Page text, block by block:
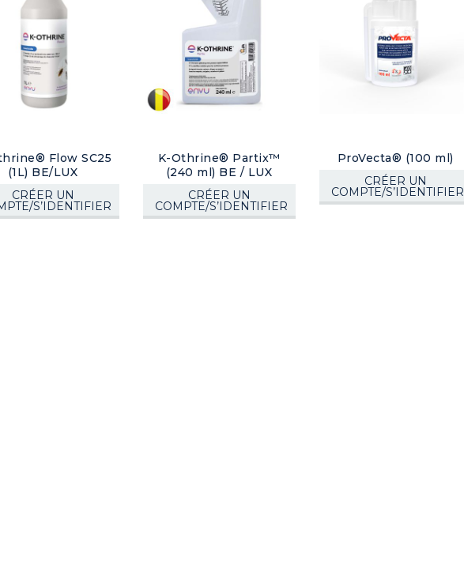
Flow SC25
(1L) BE/LUX
CRÉER UN
S’IDENTIFIER
K-Othrine® Partix™
(240 ml) BE / LUX
CRÉER UN
COMPTE/S’IDENTIFIER
ProVecta® (100 ml)
CRÉER UN
COMPTE/S’IDENTIFIER